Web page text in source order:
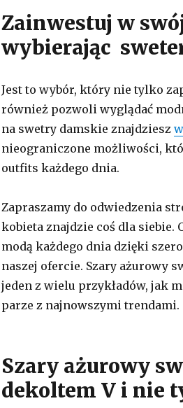
Zainwestuj w
wybierając
Jest to wybór, który nie tylko
również pozwoli wyglądać
na swetry damskie znajdziesz
nieograniczone możliwości,
outfits każdego dnia.
Zapraszamy do odwiedzenia
kobieta znajdzie coś dla
modą każdego dnia dzięki
naszej ofercie. Szary ażurowy
jeden z wielu przykładów, jak
parze z najnowszymi trendami.
Szary ażurowy
dekoltem V i nie